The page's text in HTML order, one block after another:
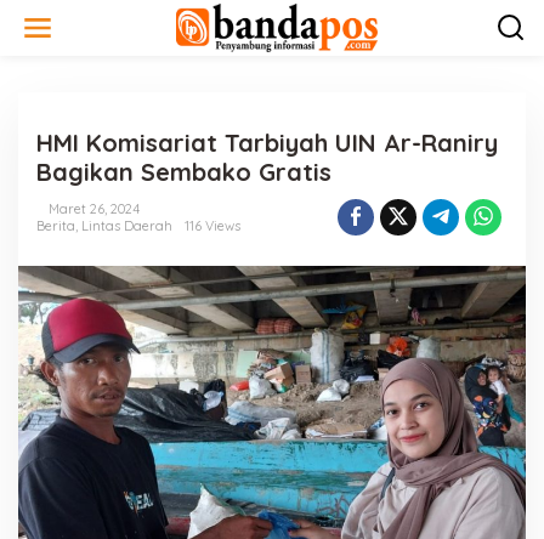
HMI Komisariat Tarbiyah UIN Ar-Raniry
Bagikan Sembako Gratis
Maret 26, 2024
Berita, Lintas Daerah 116 Views